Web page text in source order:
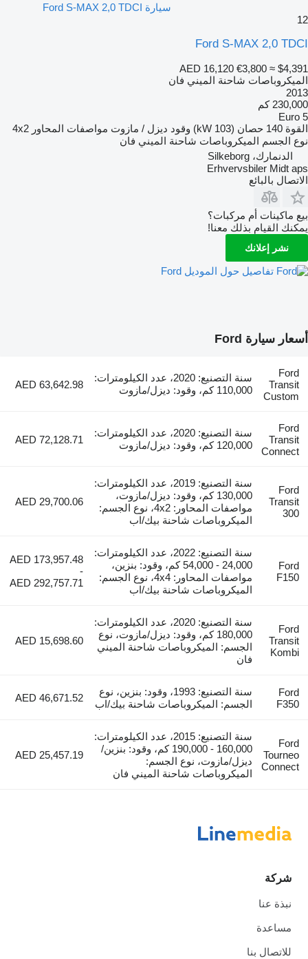
سيارة Ford S-MAX 2,0 TDCI
12
Ford S-MAX 2,0 TDCI
AED 16,120 €3,800 ≈ $4,391
الميكروباصات شاحنة الميني فان
2013
230,000 كم
Euro 5
القوة 140 حصان (103 kW) وقود ديزل / مازوت مواصفات المحاور 4x2
نوع الجسم الميكروباصات شاحنة الميني فان
الدنمارك، Silkeborg
Erhvervsbiler Midt aps
الاتصال بالبائع
بيع ماكينات أم مركبات؟
يمكنك القيام بذلك معنا!
نشر إعلانك
تفاصيل حول الموديل Ford
أسعار سيارة Ford
Ford
Transit
Custom
سنة التصنيع: 2020، عدد الكيلومترات:
110,000 كم، وقود: ديزل/مازوت
AED 63,642.98
Ford
Transit
Connect
سنة التصنيع: 2020، عدد الكيلومترات:
120,000 كم، وقود: ديزل/مازوت
AED 72,128.71
Ford
Transit
300
سنة التصنيع: 2019، عدد الكيلومترات:
130,000 كم، وقود: ديزل/مازوت،
مواصفات المحاور: 4x2، نوع الجسم:
الميكروباصات شاحنة بيك/اب
AED 29,700.06
Ford
F150
سنة التصنيع: 2022، عدد الكيلومترات:
24,000 - 54,000 كم، وقود: بنزين،
مواصفات المحاور: 4x4، نوع الجسم:
الميكروباصات شاحنة بيك/اب
AED 173,957.48
-
AED 292,757.71
Ford
Transit
Kombi
سنة التصنيع: 2020، عدد الكيلومترات:
180,000 كم، وقود: ديزل/مازوت، نوع
الجسم: الميكروباصات شاحنة الميني
فان
AED 15,698.60
Ford
F350
سنة التصنيع: 1993، وقود: بنزين، نوع
الجسم: الميكروباصات شاحنة بيك/اب
AED 46,671.52
Ford
Tourneo
Connect
سنة التصنيع: 2015، عدد الكيلومترات:
160,000 - 190,000 كم، وقود: بنزين/
ديزل/مازوت، نوع الجسم:
الميكروباصات شاحنة الميني فان
AED 25,457.19
شركة
نبذة عنا
مساعدة
للاتصال بنا